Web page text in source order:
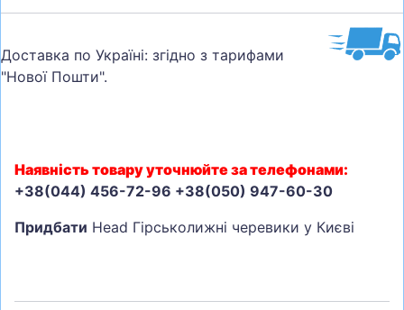
Доставка по Україні: згідно з тарифами
"Нової Пошти".
Наявність товару уточнюйте за телефонами:
+38(044) 456-72-96 +38(050) 947-60-30
Придбати Head Гірськолижні черевики у Києві